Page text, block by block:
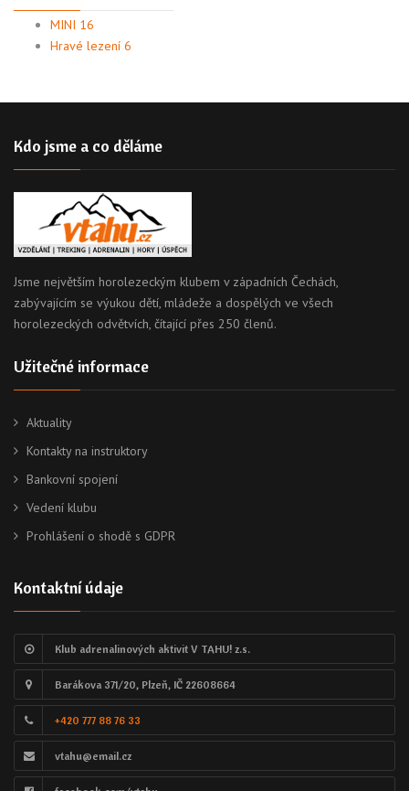
MINI 16
Hravé lezení 6
Kdo jsme a co děláme
Jsme největším horolezeckým klubem v západních Čechách,
zabývajícím se výukou dětí, mládeže a dospělých ve všech
horolezeckých odvětvích, čítající přes 250 členů.
Užitečné informace
Aktuality
Kontakty na instruktory
Bankovní spojení
Vedení klubu
Prohlášení o shodě s GDPR
Kontaktní údaje
Klub adrenalinových aktivit V TAHU! z.s.
Barákova 371/20, Plzeň, IČ 22608664
+420 777 88 76 33
vtahu@email.cz